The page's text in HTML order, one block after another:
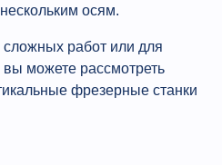
осям.
работ или для
вы можете рассмотреть
фрезерные станки